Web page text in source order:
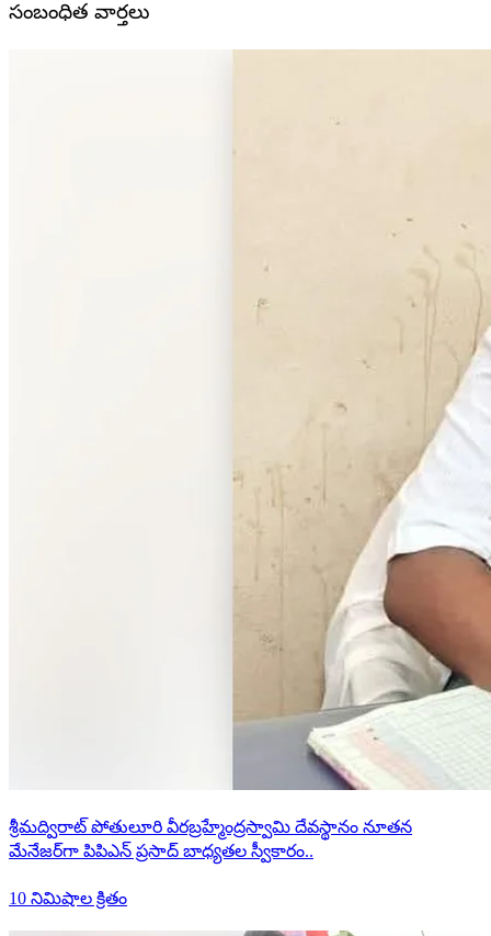
సంబంధిత వార్తలు
శ్రీమద్విరాట్ పోతులూరి వీరబ్రహ్మేంద్రస్వామి దేవస్థానం నూతన
మేనేజర్‌గా పిపిఎన్ ప్రసాద్ బాధ్యతల స్వీకారం..
10 నిమిషాల క్రితం